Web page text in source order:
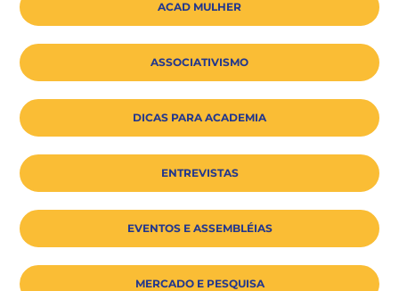
ACAD MULHER
ASSOCIATIVISMO
DICAS PARA ACADEMIA
ENTREVISTAS
EVENTOS E ASSEMBLÉIAS
MERCADO E PESQUISA